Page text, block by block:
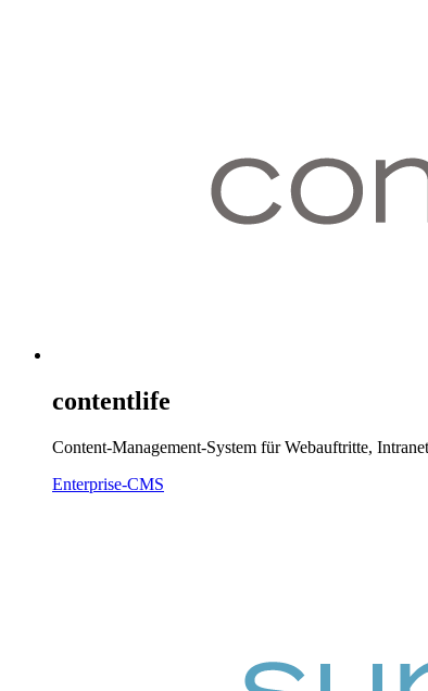
contentlife
Content-Management-System für Webauftritte,
Enterprise-CMS